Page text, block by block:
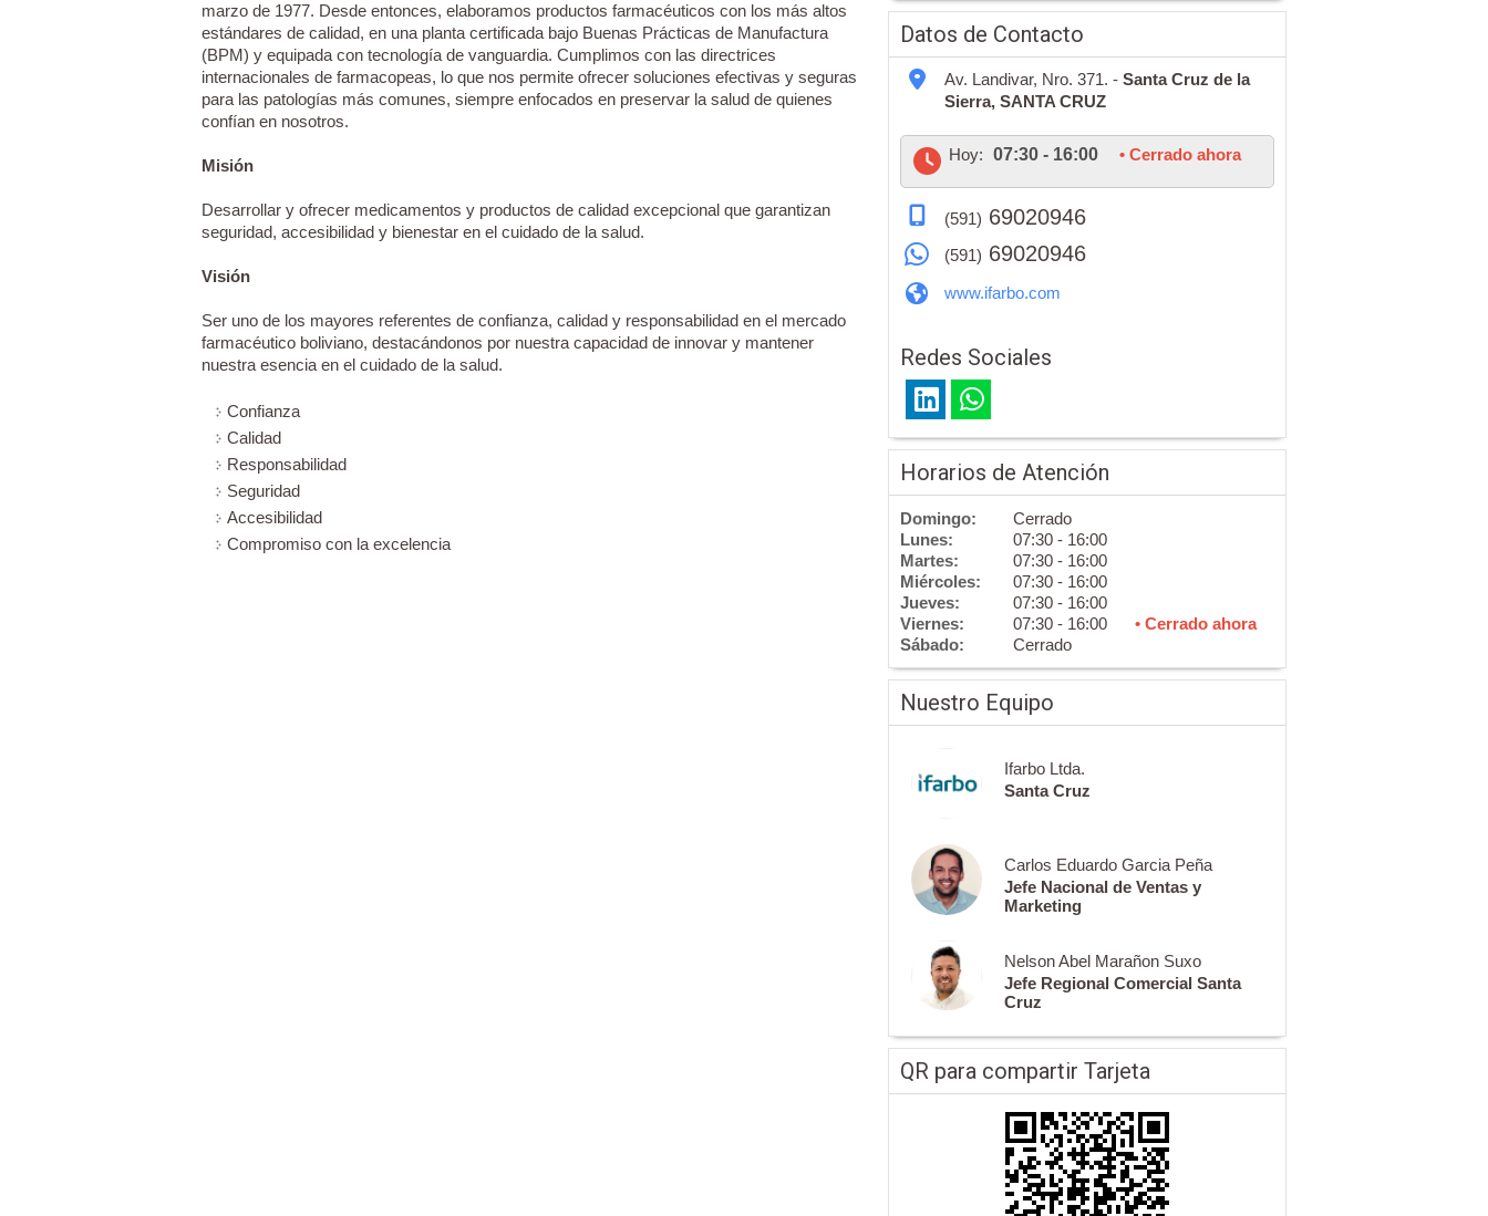
marzo de 1977. Desde entonces, elaboramos productos farmacéuticos con los más altos
estándares de calidad, en una planta certificada bajo Buenas Prácticas de Manufactura
(BPM) y equipada con tecnología de vanguardia. Cumplimos con las directrices
internacionales de farmacopeas, lo que nos permite ofrecer soluciones efectivas y seguras
para las patologías más comunes, siempre enfocados en preservar la salud de quienes
confían en nosotros.
Misión
Desarrollar y ofrecer medicamentos y productos de calidad excepcional que garantizan
seguridad, accesibilidad y bienestar en el cuidado de la salud.
Visión
Ser uno de los mayores referentes de confianza, calidad y responsabilidad en el mercado
farmacéutico boliviano, destacándonos por nuestra capacidad de innovar y mantener
nuestra esencia en el cuidado de la salud.
Confianza
Calidad
Responsabilidad
Seguridad
Accesibilidad
Compromiso con la excelencia
Datos de Contacto
Av. Landivar, Nro. 371. - Santa Cruz de la
Sierra, SANTA CRUZ
Hoy: 07:30 - 16:00 • Cerrado ahora
(591) 69020946
(591) 69020946‬
www.ifarbo.com
Redes Sociales
Horarios de Atención
Domingo:
Cerrado
Lunes:
07:30 - 16:00
Martes:
07:30 - 16:00
Miércoles:
07:30 - 16:00
Jueves:
07:30 - 16:00
Viernes:
07:30 - 16:00
• Cerrado ahora
Sábado:
Cerrado
Nuestro Equipo
Ifarbo Ltda.
Santa Cruz
Carlos Eduardo Garcia Peña
Jefe Nacional de Ventas y
Marketing
Nelson Abel Marañon Suxo
Jefe Regional Comercial Santa
Cruz
QR para compartir Tarjeta